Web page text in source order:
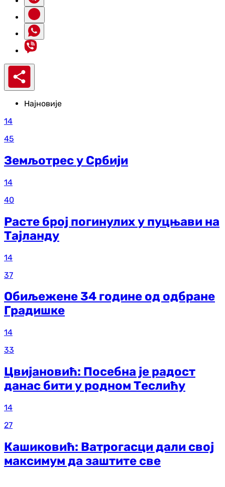
Најновије
14
45
Земљотрес у Србији
14
40
Расте број погинулих у пуцњави на
Тајланду
14
37
Обиљежене 34 године од одбране
Градишке
14
33
Цвијановић: Посебна је радост
данас бити у родном Теслићу
14
27
Кашиковић: Ватрогасци дали свој
максимум да заштите све